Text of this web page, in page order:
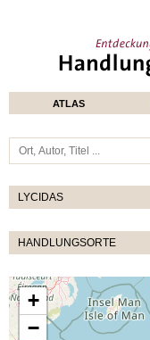
ATLAS
LYCIDAS
HANDLUNGSORTE
+
−